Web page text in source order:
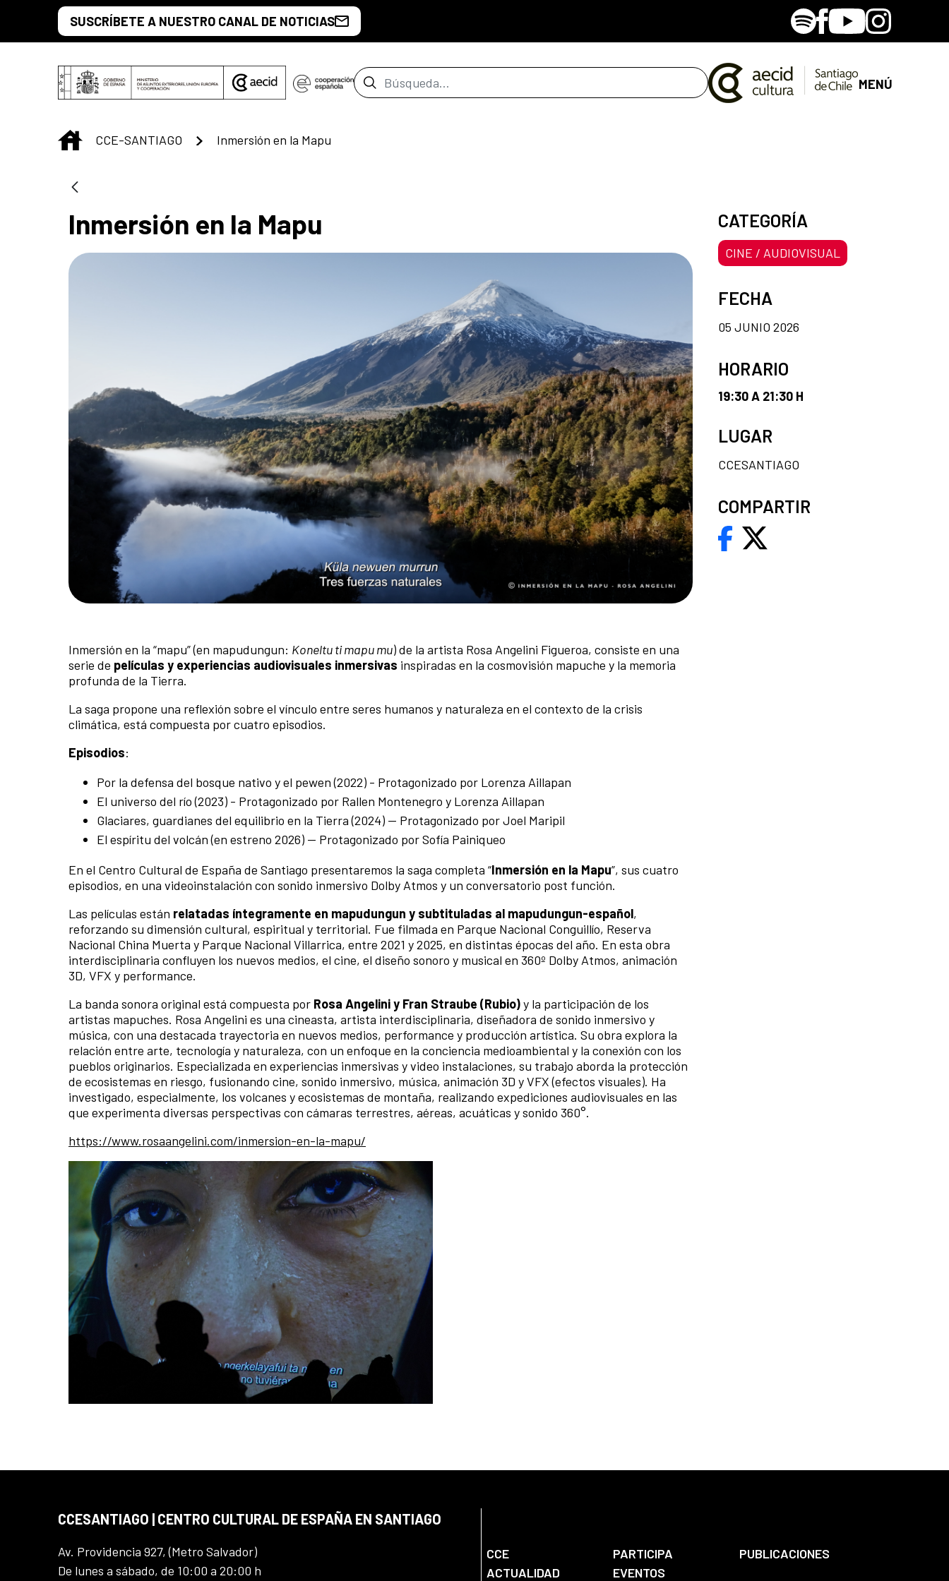
Saltar al contenido principal
SUSCRÍBETE A NUESTRO CANAL DE NOTICIAS SpotifyFacebook
YoutubeInstagram
Barra de búsqueda MENÚ
INICIO
CCE-SANTIAGO Inmersión en la Mapu
Inmersión en la Mapu
Inmersión en la “mapu” (en mapudungun: Koneltu ti mapu mu) de la artista Rosa Angelini Figueroa, consiste en una
serie de películas y experiencias audiovisuales inmersivas inspiradas en la cosmovisión mapuche y la memoria
profunda de la Tierra.
La saga propone una reflexión sobre el vínculo entre seres humanos y naturaleza en el contexto de la crisis
climática, está compuesta por cuatro episodios.
Episodios:
Por la defensa del bosque nativo y el pewen (2022) - Protagonizado por Lorenza Aillapan
El universo del río (2023) - Protagonizado por Rallen Montenegro y Lorenza Aillapan
Glaciares, guardianes del equilibrio en la Tierra (2024) — Protagonizado por Joel Maripil
El espíritu del volcán (en estreno 2026) — Protagonizado por Sofía Painiqueo
En el Centro Cultural de España de Santiago presentaremos la saga completa “Inmersión en la Mapu”, sus cuatro
episodios, en una videoinstalación con sonido inmersivo Dolby Atmos y un conversatorio post función.
Las películas están relatadas íntegramente en mapudungun y subtituladas al mapudungun-español,
reforzando su dimensión cultural, espiritual y territorial. Fue filmada en Parque Nacional Conguillío, Reserva
Nacional China Muerta y Parque Nacional Villarrica, entre 2021 y 2025, en distintas épocas del año. En esta obra
interdisciplinaria confluyen los nuevos medios, el cine, el diseño sonoro y musical en 360º Dolby Atmos, animación
3D, VFX y performance.
La banda sonora original está compuesta por Rosa Angelini y Fran Straube (Rubio)y la participación de los
artistas mapuches. Rosa Angelini es una cineasta, artista interdisciplinaria, diseñadora de sonido inmersivo y
música, con una destacada trayectoria en nuevos medios, performance y producción artística. Su obra explora la
relación entre arte, tecnología y naturaleza, con un enfoque en la conciencia medioambiental y la conexión con los
pueblos originarios. Especializada en experiencias inmersivas y video instalaciones, su trabajo aborda la protección
de ecosistemas en riesgo, fusionando cine, sonido inmersivo, música, animación 3D y VFX (efectos visuales). Ha
investigado, especialmente, los volcanes y ecosistemas de montaña, realizando expediciones audiovisuales en las
que experimenta diversas perspectivas con cámaras terrestres, aéreas, acuáticas y sonido 360°.
https://www.rosaangelini.com/inmersion-en-la-mapu/
CATEGORÍA
CINE / AUDIOVISUAL
FECHA
05 JUNIO 2026
HORARIO
19:30 A 21:30 H
LUGAR
CCESANTIAGO
COMPARTIR
CCESANTIAGO | CENTRO CULTURAL DE ESPAÑA EN SANTIAGO
Av. Providencia 927, (Metro Salvador)
De lunes a sábado, de 10:00 a 20:00 h
CCE PARTICIPA
PUBLICACIONES
ACTUALIDAD
EVENTOS